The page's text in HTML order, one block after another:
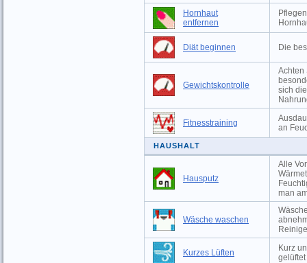
Hornhaut
entfernen
Diät beginnen Die
Gewichtskontrolle
Achten
sich
Fitnesstraining
an
HAUSHALT
Hausputz
Alle
man
Wäsche waschen
Kurzes Lüften
Kurz